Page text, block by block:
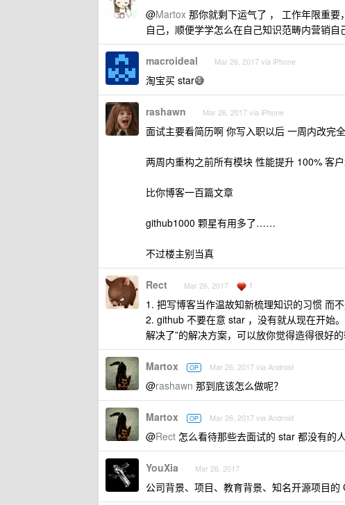
@Martox 那你就剩下运气了 ， 工作年限重
自己，顺便学学怎么在自己知识范畴内营销自
macroideal Mar 26, 2017 via iPhone
淘宝买 star😅
rashawn Mar 26, 2017 via iPhone
面试主要看简历啊 你写入职以后 一周内改完
两周内重构之前所有模块 性能提升 100% 客
比你博客一百篇文章
github1000 颗星有用多了……
不过楼主别当真
Rect Mar 26, 2017 1
1. 把写博客当作温故知新梳理知识的习惯 而
2. github 不要在意 star ，没有就从现在开始
解决了”的解决方案，可以放你觉得造得很好的
Martox OP Mar 26, 2017 via Android
@rashawn 那到底该怎么做呢？
Martox OP Mar 26, 2017 via Android
@Rect 怎么看待那些去面试的 star 都没有的
YouXia Mar 26, 2017
公司背景、项目、教育背景、知名开源项目